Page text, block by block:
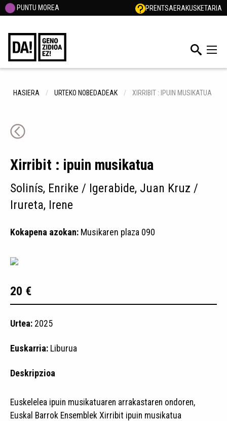
PUNTU MOREA PRENTSAERAKUSKETARIA
HASIERA URTEKO NOBEDADEAK XIRRIBIT : IPUIN MUSIKATUA
Xirribit : ipuin musikatua
Solinís, Enrike / Igerabide, Juan Kruz /
Irureta, Irene
Kokapena azokan: Musikaren plaza 090
20 €
Urtea: 2025
Euskarria: Liburua
Deskripzioa
Euskelelea ipuin musikatuaren arrakastaren ondoren,
Euskal Barrok Ensemblek Xirribit ipuin musikatua